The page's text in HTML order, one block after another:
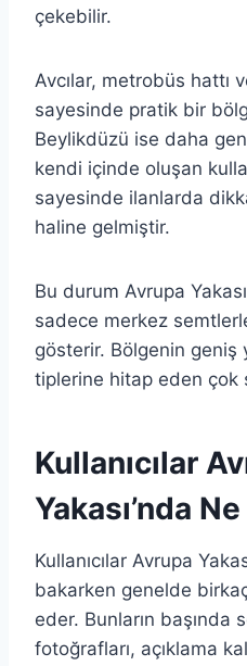
çekebilir.
Avcılar, metrobüs hattı
sayesinde pratik bir
Beylikdüzü ise daha
kendi içinde oluşan
sayesinde ilanlarda
haline gelmiştir.
Bu durum Avrupa
sadece merkez semtlerle
gösterir. Bölgenin geniş
tiplerine hitap eden çok
Kullanıcılar
Yakası’nda
Kullanıcılar Avrupa
bakarken genelde
eder. Bunların başında
fotoğrafları, açıklama